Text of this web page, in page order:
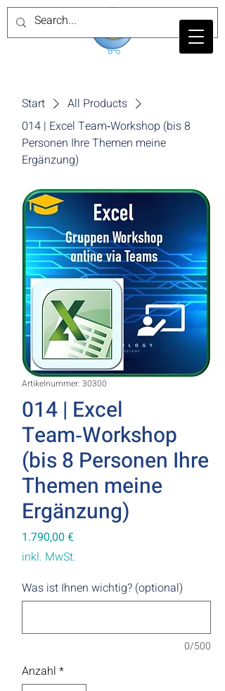
Start
All Products
014 | Excel Team‑Workshop (bis 8
Personen Ihre Themen meine
Ergänzung)
Artikelnummer: 30300
014 | Excel
Team‑Workshop
(bis 8 Personen Ihre
Themen meine
Ergänzung)
1.790,00 €Preis
inkl. MwSt.
Was ist Ihnen wichtig? (optional)
0/500
Anzahl *